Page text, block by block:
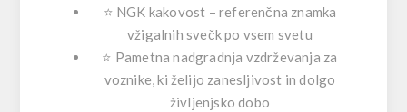
⭐ NGK kakovost – referenčna znamka
vžigalnih svečk po vsem svetu
⭐ Pametna nadgradnja vzdrževanja za
voznike, ki želijo zanesljivost in dolgo
življenjsko dobo